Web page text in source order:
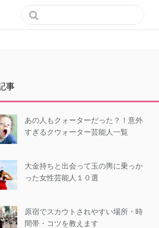

事
あの人もクォーターだった？！意外
すぎるクウォーター芸能人一覧
大金持ちと出会って玉の輿に乗っか
った女性芸能人１０選
原宿でスカウトされやすい場所・時
間帯・コツを教えます